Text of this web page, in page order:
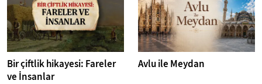
Bir çiftlik hikayesi: Fareler
ve İnsanlar
Avlu ile Meydan